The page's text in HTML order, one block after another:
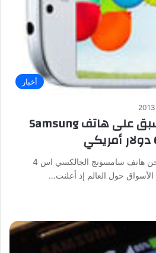
أخبار
فتح باب الطلب المسبق على هاتف Samsung
شيئا فشيئاً ستبدأ عمليات شحن هاتف سامسونج الجالكسي اس 4